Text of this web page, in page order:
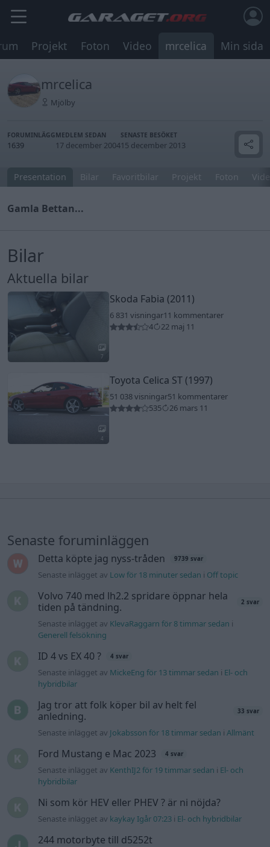
Projekt Foton Video mrcelica Min sida
mrcelica
Mjölby
FORUMINLÄGG
1639
MEDLEM SEDAN
17 december 2004
SENASTE BESÖKET
15 december 2013
Presentation Bilar Favoritbilar Projekt Foton
Gamla Bettan...
Bilar
Aktuella bilar
7
Skoda Fabia (2011)
6 831 visningar11 kommentarer
4
22 maj 11
4
Toyota Celica ST (1997)
51 038 visningar51 kommentarer
535
26 mars 11
Senaste foruminläggen
Detta köpte jag nyss-tråden 9739 svar
Senaste inlägget av Low för 18 minuter sedan i Off topic
Volvo 740 med lh2.2 spridare öppnar hela
tiden på tändning.
2 svar
Senaste inlägget av KlevaRaggarn för 8 timmar sedan i
Generell felsökning
ID 4 vs EX 40 ? 4 svar
Senaste inlägget av MickeEng för 13 timmar sedan i El- och
hybridbilar
Jag tror att folk köper bil av helt fel
anledning.
33 svar
Senaste inlägget av Jokabsson för 18 timmar sedan iAllmänt
Ford Mustang e Mac 2023 4 svar
Senaste inlägget av KenthIJ2 för 19 timmar sedan i El- och
hybridbilar
Ni som kör HEV eller PHEV ? är ni nöjda?
Senaste inlägget av kaykay Igår 07:23 i El- och hybridbilar
244 motorbyte till d5252t